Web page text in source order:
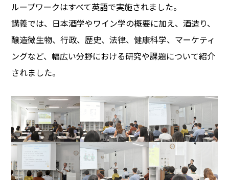
ループワークはすべて英語で実施されました。
講義では、日本酒学やワイン学の概要に加え、酒造り、
醸造微生物、行政、歴史、法律、健康科学、マーケティ
ングなど、幅広い分野における研究や課題について紹介
されました。